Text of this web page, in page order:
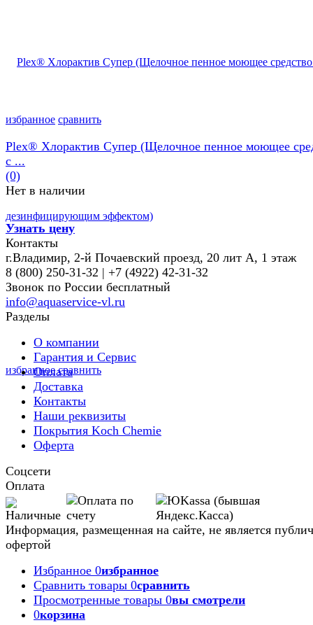
избранное сравнить
избранное сравнить
Plex® Хлорактив Супер (Щелочное пенное моющее
с ...
(0)
Нет в наличии
Узнать цену
Контакты
г.Владимир, 2-й Почаевский проезд, 20 лит А, 1 этаж
8 (800) 250-31-32 | +7 (4922) 42-31-32
Звонок по России бесплатный
info@aquaservice-vl.ru
Разделы
О компании
Гарантия и Сервис
Оплата
Доставка
Контакты
Наши реквизиты
Покрытия Koch Chemie
Оферта
Соцсети
Оплата
Информация, размещенная на сайте, не является
офертой
Избранное 0избранное
Сравнить товары 0сравнить
Просмотренные товары 0вы смотрели
0корзина